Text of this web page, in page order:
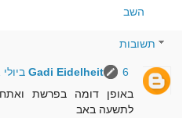
השב
תשובות
Gadi Eidelheit
6 ביולי 2021 בשעה 8:25
באופן דומה בפרשת
לתשעה באב